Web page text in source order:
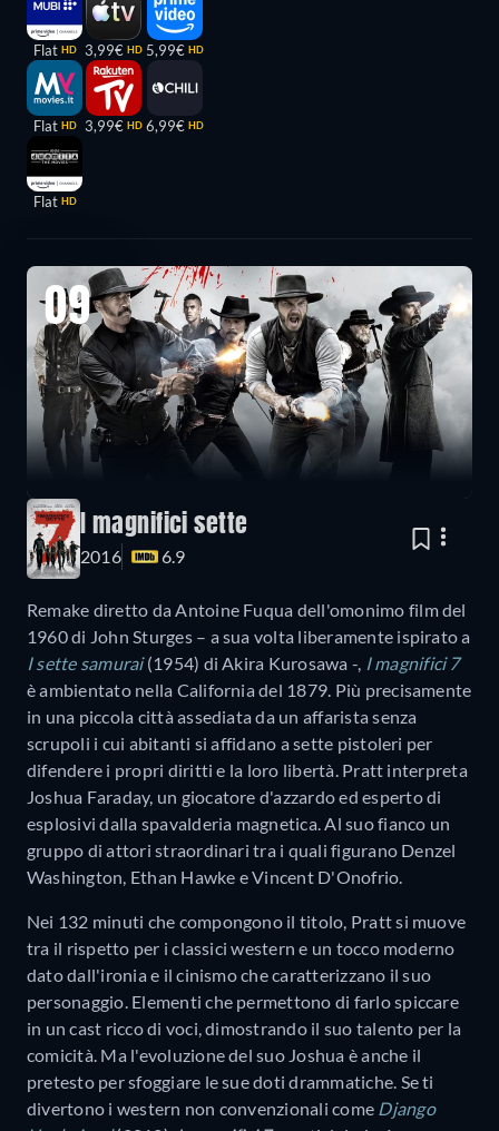
Flat HD
Flat HD
Flat HD
3,99€ HD
3,99€ HD
5,99€ HD
6,99€ HD
09
I magnifici sette
2016 6.9
Remake diretto da Antoine Fuqua dell'omonimo film del
1960 di John Sturges – a sua volta liberamente ispirato a
I sette samurai (1954) di Akira Kurosawa -, I magnifici 7
è ambientato nella California del 1879. Più precisamente
in una piccola città assediata da un affarista senza
scrupoli i cui abitanti si affidano a sette pistoleri per
difendere i propri diritti e la loro libertà. Pratt interpreta
Joshua Faraday, un giocatore d'azzardo ed esperto di
esplosivi dalla spavalderia magnetica. Al suo fianco un
gruppo di attori straordinari tra i quali figurano Denzel
Washington, Ethan Hawke e Vincent D'Onofrio.
Nei 132 minuti che compongono il titolo, Pratt si muove
tra il rispetto per i classici western e un tocco moderno
dato dall'ironia e il cinismo che caratterizzano il suo
personaggio. Elementi che permettono di farlo spiccare
in un cast ricco di voci, dimostrando il suo talento per la
comicità. Ma l'evoluzione del suo Joshua è anche il
pretesto per sfoggiare le sue doti drammatiche. Se ti
divertono i western non convenzionali come Django